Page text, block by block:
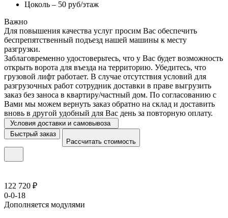
Цоколь – 50 руб/этаж
Важно
Для повышения качества услуг просим Вас обеспечить
беспрепятственный подъезд нашей машины к месту
разгрузки.
Заблаговременно удостоверьтесь, что у Вас будет возможность
открыть ворота для въезда на территорию. Убедитесь, что
грузовой лифт работает. В случае отсутствия условий для
разгрузочных работ сотрудник доставки в праве выгрузить
заказ без заноса в квартиру/частный дом. По согласованию с
Вами мы можем вернуть заказ обратно на склад и доставить
вновь в другой удобный для Вас день за повторную оплату.
Условия доставки и самовывоза
Быстрый заказ
Рассчитать стоимость
122 720 ₽
0-0-18
Дополняется модулями